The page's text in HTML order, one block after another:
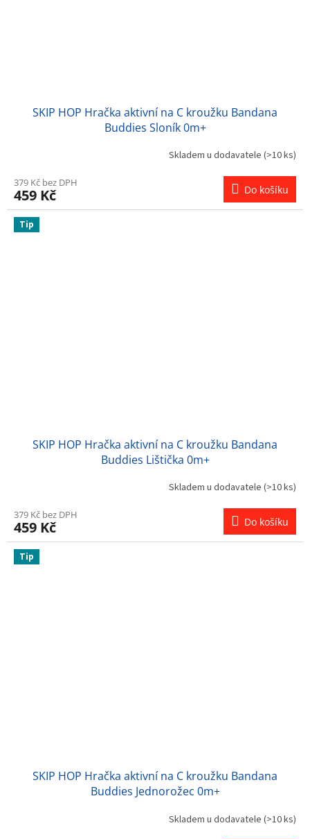
SKIP HOP Hračka aktivní na C kroužku Bandana
Buddies Sloník 0m+
Skladem u dodavatele (>10 ks)
379 Kč bez DPH
459 Kč Do košíku
Tip
SKIP HOP Hračka aktivní na C kroužku Bandana
Buddies Lištička 0m+
Skladem u dodavatele (>10 ks)
379 Kč bez DPH
459 Kč Do košíku
Tip
SKIP HOP Hračka aktivní na C kroužku Bandana
Buddies Jednorožec 0m+
Skladem u dodavatele (>10 ks)